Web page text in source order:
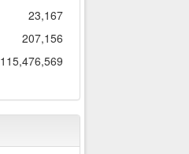
23,167
207,156
115,476,569